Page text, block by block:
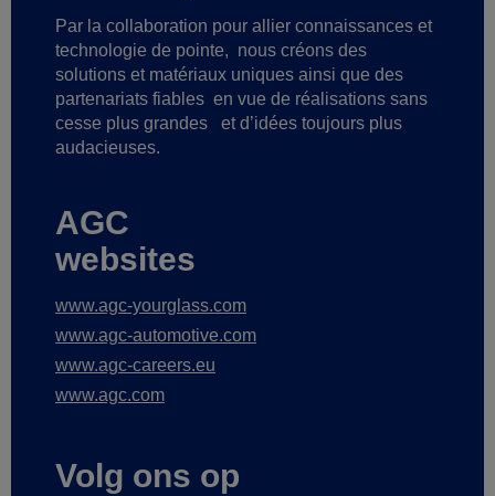
Par la collaboration pour allier connaissances et
technologie de pointe, nous créons des
solutions et matériaux uniques ainsi que des
partenariats fiables en vue de réalisations sans
cesse plus grandes
et d’idées toujours plus
audacieuses.
AGC
websites
www.agc-yourglass.com
www.agc-automotive.com
www.agc-careers.eu
www.agc.com
Volg ons op